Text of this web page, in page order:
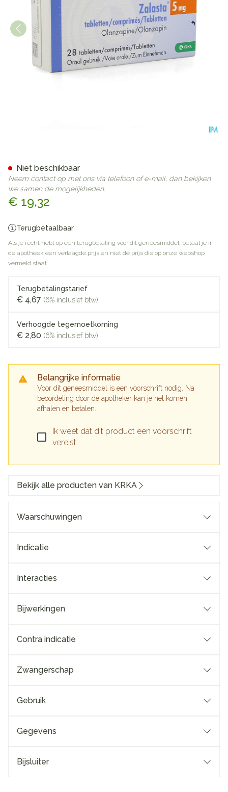
€ 19,32
Terugbetaalbaar
Als je recht hebt op een terugbetaling voor dit geneesmiddel, betaal je in
de apotheek een verlaagde prijs en niet de prijs die op onze webshop
vermeld staat.
Terugbetalingstarief
€ 4,67 (6% inclusief btw)
Verhoogde tegemoetkoming
€ 2,80 (6% inclusief btw)
Belangrijke informatie
Voor dit geneesmiddel is een voorschrift nodig. Na
beoordeling door de apotheker kan je het komen
afhalen en betalen.
Ik weet dat dit product een voorschrift
vereist.
Niet beschikbaar
Neem contact op met ons via telefoon of e-mail, dan bekijken
we samen de mogelijkheden.
Bekijk alle producten van KRKA
Waarschuwingen
Indicatie
Interacties
Bijwerkingen
Contra indicatie
Zwangerschap
Gebruik
Gegevens
Bijsluiter